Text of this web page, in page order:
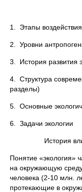
1. Этапы
2. Уровни
3. История развития
4. Структура
разделы)
5. Основные
6. Задачи экологии
История
Понятие «экология»
на окружающую
человека (2-10 млн.
протекающие в